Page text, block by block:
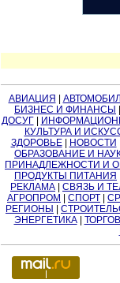
АВИАЦИЯ
БИЗНЕС И ФИНАНСЫ
ДОСУГ|
КУЛЬТУРА И
ЗДОРОВЬЕ| НОВОСТИ
ОБРАЗОВАНИЕ И
ПРИНАДЛЕЖНОСТИ И
ПРОДУКТЫ ПИТАНИЯ
РЕКЛАМА
СВЯЗЬ И
АГРОПРОМ
СПОРТ
РЕГИОНЫ
ЭНЕРГЕТИКА|